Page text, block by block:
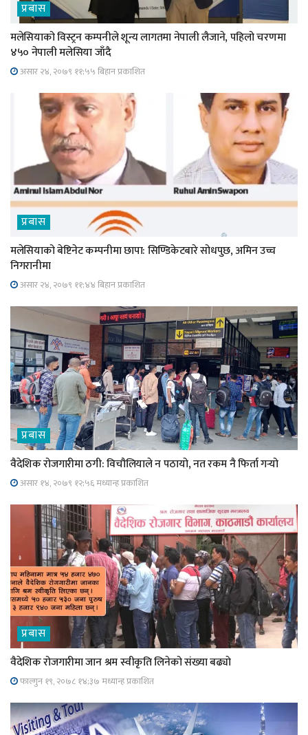
प्रबास
मलेसियाको विस्ट्रन कम्पनीले शून्य लागतमा नेपाली लैजाने, पहिलो चरणमा
४५० नेपाली मलेसिया जाँदै
असार २४, २०७९ ११;५५ बिहान प्रकाशित
प्रबास
मलेसियाको बेष्टिनेट कम्पनीमा छापा: सिण्डिकेटबारे सोधपुछ, अमिन उच्च
निगरानीमा
असार २४, २०७९ ११;४४ बिहान प्रकाशित
प्रबास
वैदेशिक रोजगारीमा ठगी: विचौलियाले न पठायो, नत रकम नै फिर्ता गर्‍यो
असार १४, २०७९ १२;५६ मध्यान्ह प्रकाशित
प्रबास
वैदेशिक रोजगारीमा जान श्रम स्वीकृति लिनेको संख्या बढ्याे
फाल्गुन १९, २०७८ १४;३७ मध्यान्ह प्रकाशित